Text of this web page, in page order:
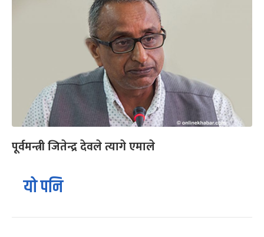
पूर्वमन्त्री जितेन्द्र देवले त्यागे एमाले
यो पनि